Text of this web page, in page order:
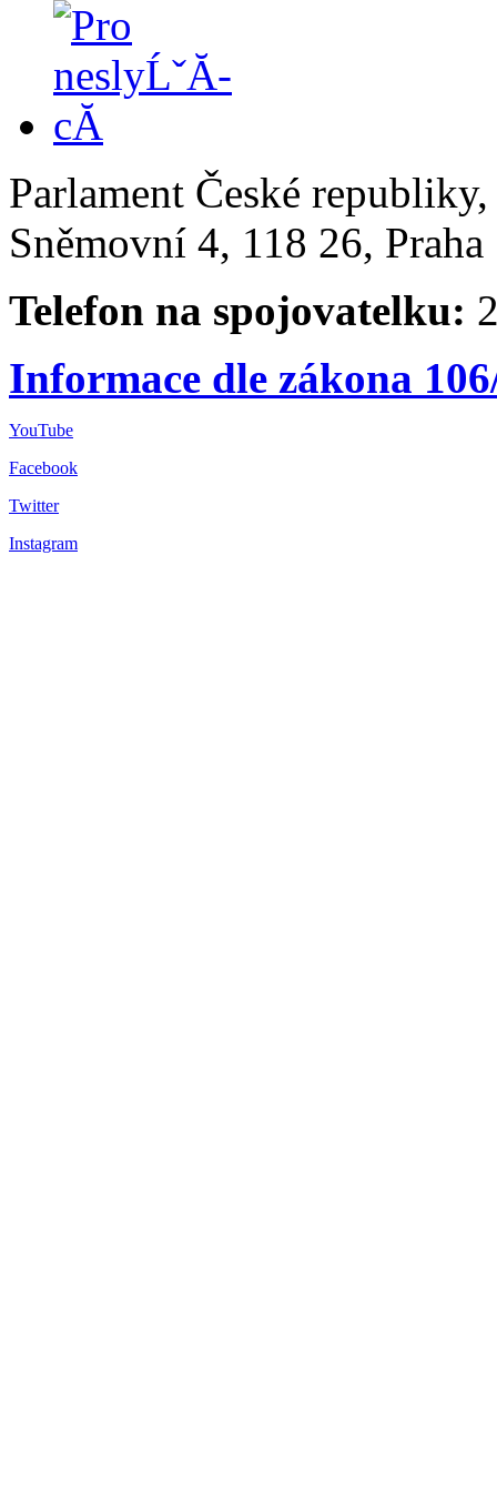
Parlament České
Sněmovní 4, 118 26,
Telefon na spojovatelku:
Informace dle zákona
YouTube
Facebook
Twitter
Instagram